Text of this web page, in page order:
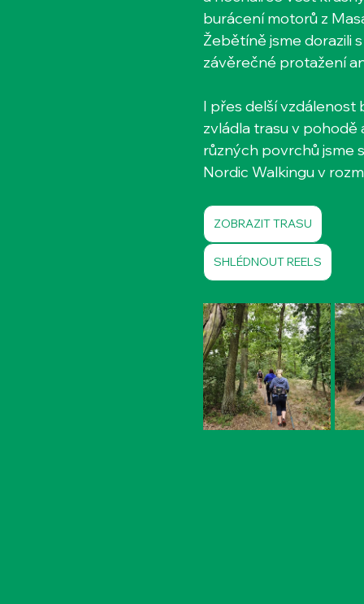
burácení motorů z
Žebětíně jsme dorazili
závěrečné protažení
I přes delší
zvládla trasu v pohodě
různých povrchů jsme
Nordic Walkingu v
ZOBRAZIT TRASU
SHLÉDNOUT REELS